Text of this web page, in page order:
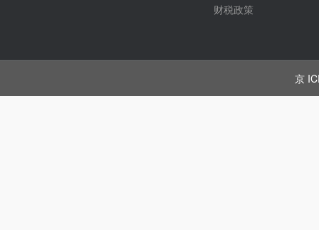
财税政策
京